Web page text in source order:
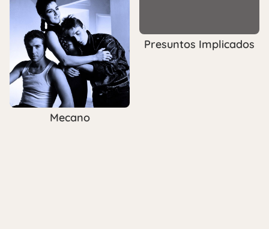
Mecano
Presuntos Implicados